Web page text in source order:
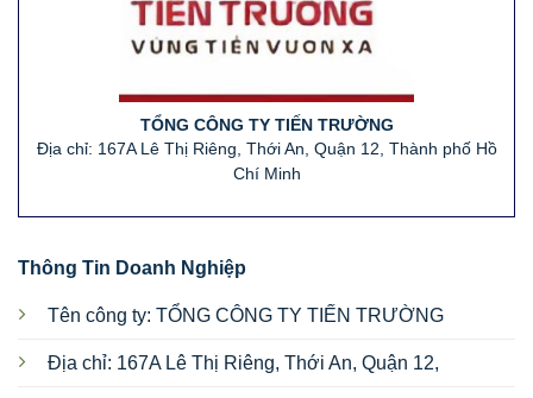
TỔNG CÔNG TY TIẾN TRƯỜNG
Địa chỉ: 167A Lê Thị Riêng, Thới An, Quận 12, Thành phố Hồ
Chí Minh
Thông Tin Doanh Nghiệp
Tên công ty: TỔNG CÔNG TY TIẾN TRƯỜNG
Địa chỉ: 167A Lê Thị Riêng, Thới An, Quận 12,